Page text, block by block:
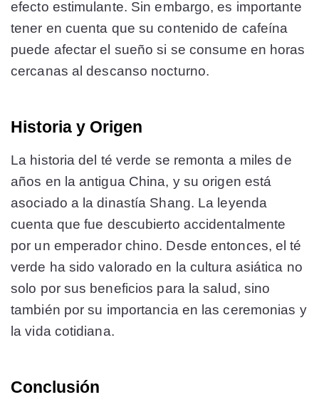
efecto estimulante. Sin embargo, es importante
tener en cuenta que su contenido de cafeína
puede afectar el sueño si se consume en horas
cercanas al descanso nocturno.
Historia y Origen
La historia del té verde se remonta a miles de
años en la antigua China, y su origen está
asociado a la dinastía Shang. La leyenda
cuenta que fue descubierto accidentalmente
por un emperador chino. Desde entonces, el té
verde ha sido valorado en la cultura asiática no
solo por sus beneficios para la salud, sino
también por su importancia en las ceremonias y
la vida cotidiana.
Conclusión